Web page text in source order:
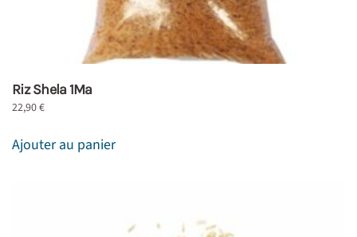
Riz Shela 1Ma
22,90€
Ajouter au panier